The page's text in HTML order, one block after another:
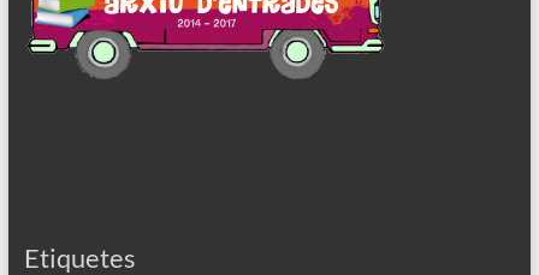
Etiquetes